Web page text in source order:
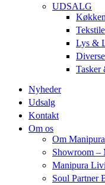
UDSALG
Lys &
Tasker
Nyheder
Udsalg
Kontakt
Om os
Om
Showroom –
Manipura
Soul Partner